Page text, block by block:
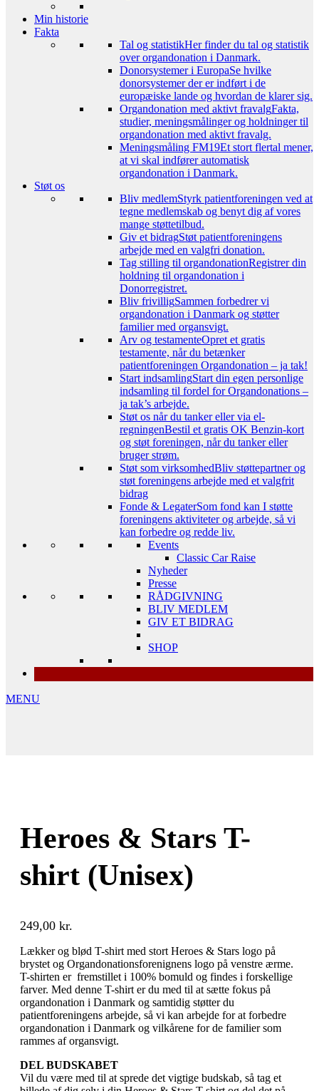
Min historie
Fakta
Tal og statistikHer finder du tal og statistik
over organdonation i Danmark.
Donorsystemer i EuropaSe hvilke
donorsystemer der er indført i de
europæiske lande og hvordan de klarer sig.
Organdonation med aktivt fravalgFakta,
studier, meningsmålinger og holdninger til
organdonation med aktivt fravalg.
Meningsmåling FM19Et stort flertal mener,
at vi skal indfører automatisk
organdonation i Danmark.
Støt os
Bliv medlemStyrk patientforeningen ved at
tegne medlemskab og benyt dig af vores
mange støttetilbud.
Giv et bidragStøt patientforeningens
arbejde med en valgfri donation.
Tag stilling til organdonationRegistrer din
holdning til organdonation i
Donorregistret.
Bliv frivilligSammen forbedrer vi
organdonation i Danmark og støtter
familier med organsvigt.
Arv og testamenteOpret et gratis
testamente, når du betænker
patientforeningen Organdonation – ja tak!
Start indsamlingStart din egen personlige
indsamling til fordel for Organdonations –
ja tak’s arbejde.
Støt os når du tanker eller via el-
regningenBestil et gratis OK Benzin-kort
og støt foreningen, når du tanker eller
bruger strøm.
Støt som virksomhedBliv støttepartner og
støt foreningens arbejde med et valgfrit
bidrag
Fonde & LegaterSom fond kan I støtte
foreningens aktiviteter og arbejde, så vi
kan forbedre og redde liv.
Events
Classic Car Raise
Nyheder
Presse
RÅDGIVNING
BLIV MEDLEM
GIV ET BIDRAG
SHOP
MENU
Heroes & Stars T-
shirt (Unisex)
249,00 kr.
Lækker og blød T-shirt med stort Heroes & Stars logo på
brystet og Organdonationsforenignens logo på venstre ærme.
T-shirten er fremstillet i 100% bomuld og findes i forskellige
farver. Med denne T-shirt er du med til at sætte fokus på
organdonation i Danmark og samtidig støtter du
patientforeningens arbejde, så vi kan arbejde for at forbedre
organdonation i Danmark og vilkårene for de familier som
rammes af organsvigt.
DEL BUDSKABET
Vil du være med til at sprede det vigtige budskab, så tag et